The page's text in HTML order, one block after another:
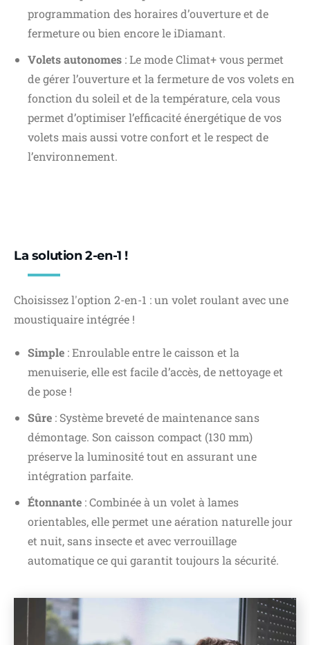
programmation des horaires d’ouverture et de
fermeture ou bien encore le iDiamant.
Volets autonomes : Le mode Climat+ vous permet
de gérer l’ouverture et la fermeture de vos volets en
fonction du soleil et de la température, cela vous
permet d’optimiser l’efficacité énergétique de vos
volets mais aussi votre confort et le respect de
l’environnement.
La solution 2-en-1 !
Choisissez l'option 2-en-1 : un volet roulant avec une
moustiquaire intégrée !
Simple : Enroulable entre le caisson et la
menuiserie, elle est facile d’accès, de nettoyage et
de pose !
Sûre : Système breveté de maintenance sans
démontage. Son caisson compact (130 mm)
préserve la luminosité tout en assurant une
intégration parfaite.
Étonnante : Combinée à un volet à lames
orientables, elle permet une aération naturelle jour
et nuit, sans insecte et avec verrouillage
automatique ce qui garantit toujours la sécurité.